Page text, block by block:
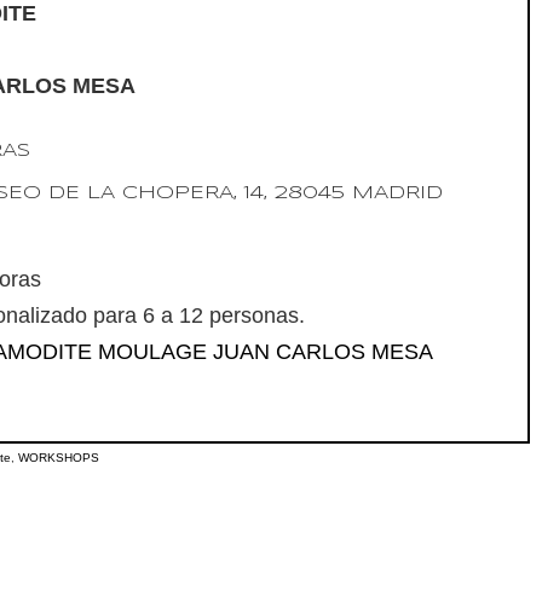
MESA
DE LA CHOPERA, 14, 28045 MADRID
para 6 a 12 personas.
MOULAGE JUAN CARLOS MESA
, WORKSHOPS